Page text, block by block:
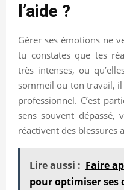
l’aide ?
Gérer ses émotions ne
tu constates que tes
très intenses, ou
sommeil ou ton travail,
professionnel. C’est
sens souvent dépassé,
réactivent des blessures
Lire aussi : Faire
pour optimiser ses